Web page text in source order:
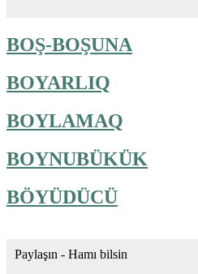
BOŞ-BOŞUNA
BOYARLIQ
BOYLAMAQ
BOYNUBÜKÜK
BÖYÜDÜCÜ
Paylaşın - Hamı bilsin